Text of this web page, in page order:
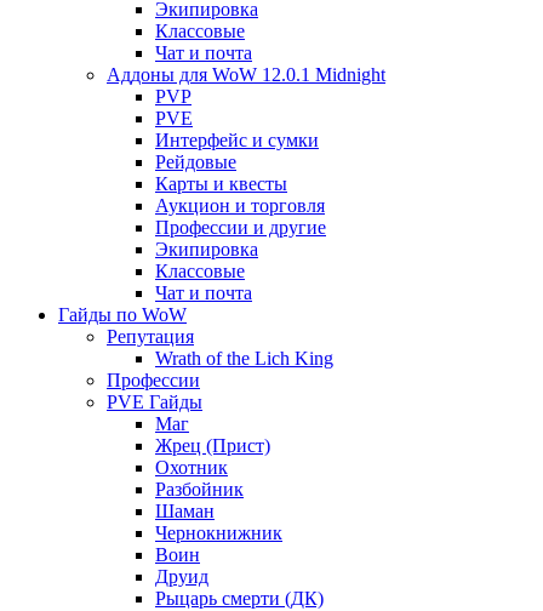
Экипировка
Классовые
Чат и почта
Аддоны для WoW 12.0.1 Midnight
PVP
PVE
Интерфейс и сумки
Рейдовые
Карты и квесты
Аукцион и торговля
Профессии и другие
Экипировка
Классовые
Чат и почта
Гайды по WoW
Репутация
Wrath of the Lich King
Профессии
PVE Гайды
Маг
Жрец (Прист)
Охотник
Разбойник
Шаман
Чернокнижник
Воин
Друид
Рыцарь смерти (ДК)